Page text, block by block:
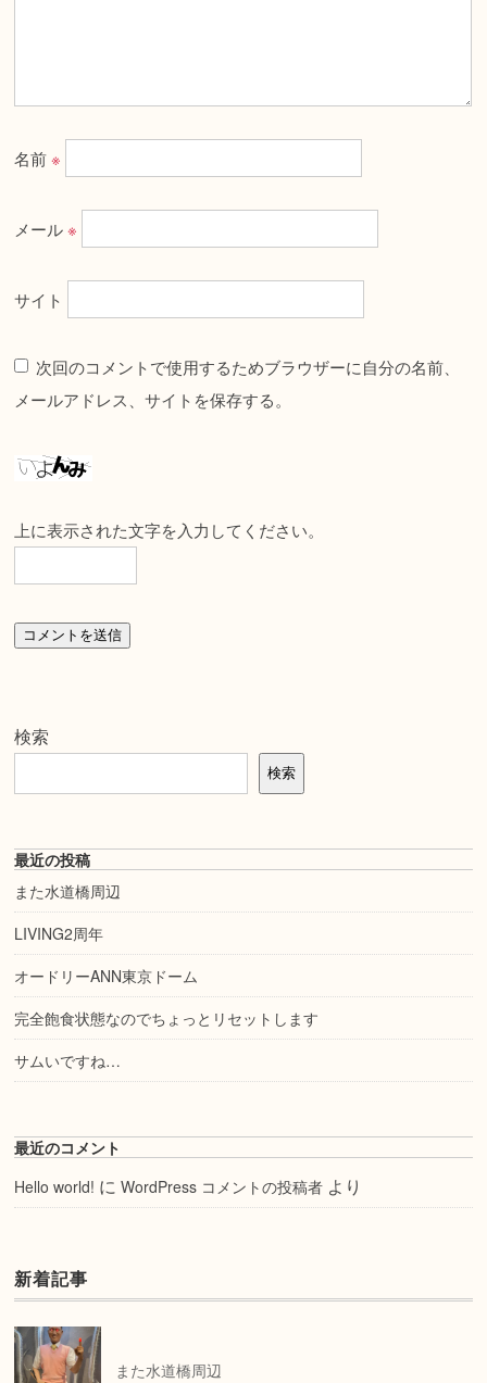
名前※
メール※
サイト
次回のコメントで使用するためブラウザーに自分の名前、
メールアドレス、サイトを保存する。
上に表示された文字を入力してください。
検索
検索
最近の投稿
また水道橋周辺
LIVING2周年
オードリーANN東京ドーム
完全飽食状態なのでちょっとリセットします
サムいですね…
最近のコメント
Hello world! にWordPress コメントの投稿者 より
新着記事
また水道橋周辺